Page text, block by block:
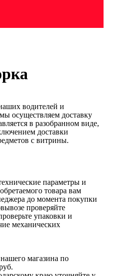
водителей и
осуществляем доставку
в разобранном виде,
доставки
с витрины.
параметры и
товара вам
до момента покупки
проверяйте
упаковки и
механических
магазина по